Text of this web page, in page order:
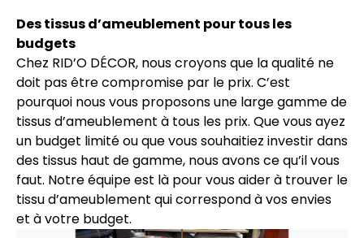
Des tissus d’ameublement pour tous les
budgets
Chez RID’O DÉCOR, nous croyons que la qualité ne
doit pas être compromise par le prix. C’est
pourquoi nous vous proposons une large gamme de
tissus d’ameublement à tous les prix. Que vous ayez
un budget limité ou que vous souhaitiez investir dans
des tissus haut de gamme, nous avons ce qu’il vous
faut. Notre équipe est là pour vous aider à trouver le
tissu d’ameublement qui correspond à vos envies
et à votre budget.